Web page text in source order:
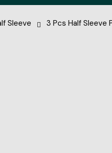
Sleeve 3 Pcs Half Sleeve